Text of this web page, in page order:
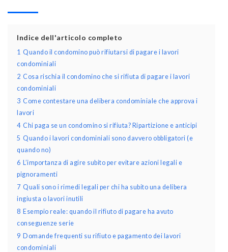
Indice dell'articolo completo
1 Quando il condomino può rifiutarsi di pagare i lavori
condominiali
2 Cosa rischia il condomino che si rifiuta di pagare i lavori
condominiali
3 Come contestare una delibera condominiale che approva i
lavori
4 Chi paga se un condomino si rifiuta? Ripartizione e anticipi
5 Quando i lavori condominiali sono davvero obbligatori (e
quando no)
6
L’importanza di agire subito per evitare azioni legali e
pignoramenti
7 Quali sono i rimedi legali per chi ha subito una delibera
ingiusta o lavori inutili
8 Esempio reale: quando il rifiuto di pagare ha avuto
conseguenze serie
9 Domande frequenti su rifiuto e pagamento dei lavori
condominiali